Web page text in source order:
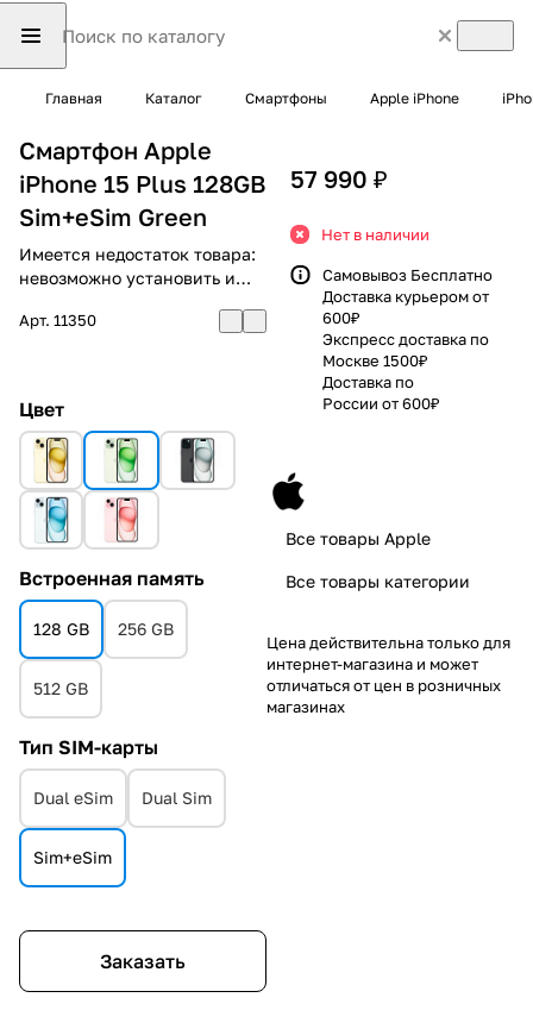
Главная Каталог Смартфоны Apple iPhone
Смартфон Apple
iPhone 15 Plus 128GB
Sim+eSim Green
Имеется недостаток товара:
невозможно установить и
Арт. 11350
Цвет
Встроенная память
128 GB 256 GB
512 GB
Тип SIM-карты
Dual eSim Dual Sim
Sim+eSim
Заказать
57 990 ₽
Нет в наличии
Самовывоз Бесплатно
Доставка курьером от
600₽
Экспресс доставка по
Москве 1500₽
Доставка по
России от 600₽
Все товары Apple
Все товары категории
Цена действительна только для
интернет-магазина и может
отличаться от цен в розничных
магазинах